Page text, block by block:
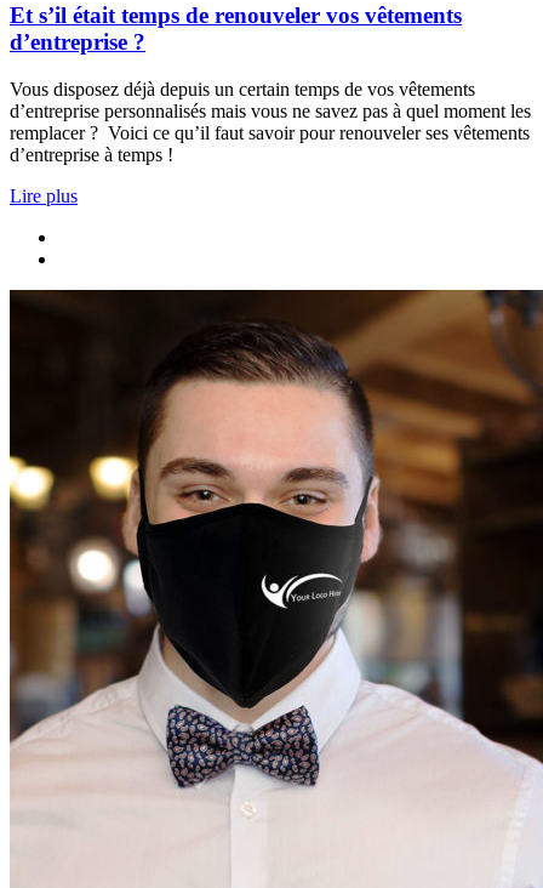
Et s’il était temps de renouveler vos vêtements
d’entreprise ?
Vous disposez déjà depuis un certain temps de vos vêtements
d’entreprise personnalisés mais vous ne savez pas à quel moment les
remplacer ? Voici ce qu’il faut savoir pour renouveler ses vêtements
d’entreprise à temps !
Lire plus